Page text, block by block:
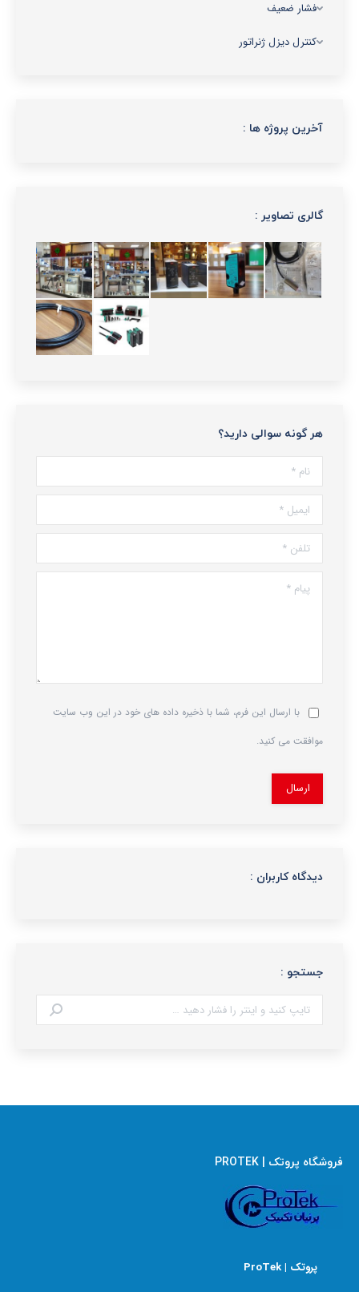
فشار ضعیف
کنترل دیزل ژنراتور
آخرین پروژه ها :
گالری تصاویر :
هر گونه سوالی دارید؟
نام *
ایمیل *
تلفن *
پیام *
با ارسال این فرم، شما با ذخیره داده های خود در این وب سایت
موافقت می کنید.
ارسال
دیدگاه کاربران :
جستجو :
جستجو:
فروشگاه پروتک | PROTEK
پروتک | ProTek